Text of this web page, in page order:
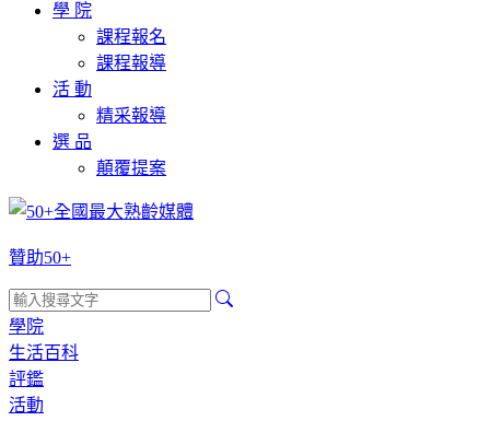
學 院
課程報名
課程報導
活 動
精采報導
選 品
顛覆提案
贊助50+
學院
生活百科
評鑑
活動